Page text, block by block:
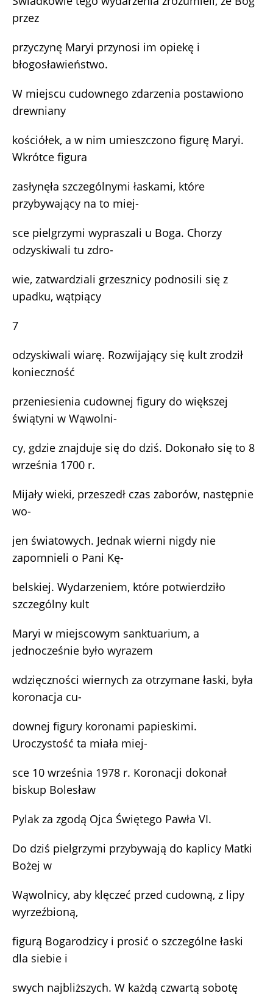
przez
przyczynę Maryi przynosi im opiekę i
błogosławieństwo.
W miejscu cudownego zdarzenia postawiono
drewniany
kościółek, a w nim umieszczono figurę Maryi.
Wkrótce figura
zasłynęła szczególnymi łaskami, które
przybywający na to miej-
sce pielgrzymi wypraszali u Boga. Chorzy
odzyskiwali tu zdro-
wie, zatwardziali grzesznicy podnosili się z
upadku, wątpiący
7
odzyskiwali wiarę. Rozwijający się kult zrodził
konieczność
przeniesienia cudownej figury do większej
świątyni w Wąwolni-
cy, gdzie znajduje się do dziś. Dokonało się to 8
września 1700 r.
Mijały wieki, przeszedł czas zaborów, następnie
wo-
jen światowych. Jednak wierni nigdy nie
zapomnieli o Pani Kę-
belskiej. Wydarzeniem, które potwierdziło
szczególny kult
Maryi w miejscowym sanktuarium, a
jednocześnie było wyrazem
wdzięczności wiernych za otrzymane łaski, była
koronacja cu-
downej figury koronami papieskimi.
Uroczystość ta miała miej-
sce 10 września 1978 r. Koronacji dokonał
biskup Bolesław
Pylak za zgodą Ojca Świętego Pawła VI.
Do dziś pielgrzymi przybywają do kaplicy Matki
Bożej w
Wąwolnicy, aby klęczeć przed cudowną, z lipy
wyrzeźbioną,
figurą Bogarodzicy i prosić o szczególne łaski
dla siebie i
swych najbliższych. W każdą czwartą sobotę